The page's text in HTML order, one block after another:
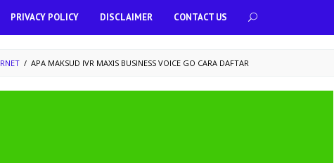
PRIVACY POLICY DISCLAIMER CONTACT US
/ APA MAKSUD IVR MAXIS BUSINESS VOICE GO CARA DAFTAR